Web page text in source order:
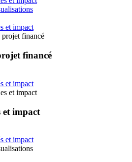
et impact
projet financé
financé
et impact
et impact
et impact
et impact